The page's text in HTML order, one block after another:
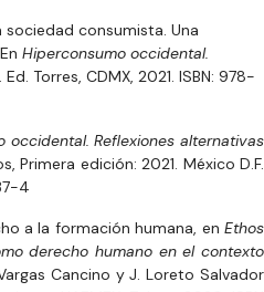
consumista. Una
Hiperconsumo occidental.
. Ed. Torres, CDMX, 2021. ISBN: 978-
occidental. Reflexiones alternativas
Primera edición: 2021. México D.F.
4
a la formación humana, en Ethos
derecho humano en el contexto
Cancino y J. Loreto Salvador